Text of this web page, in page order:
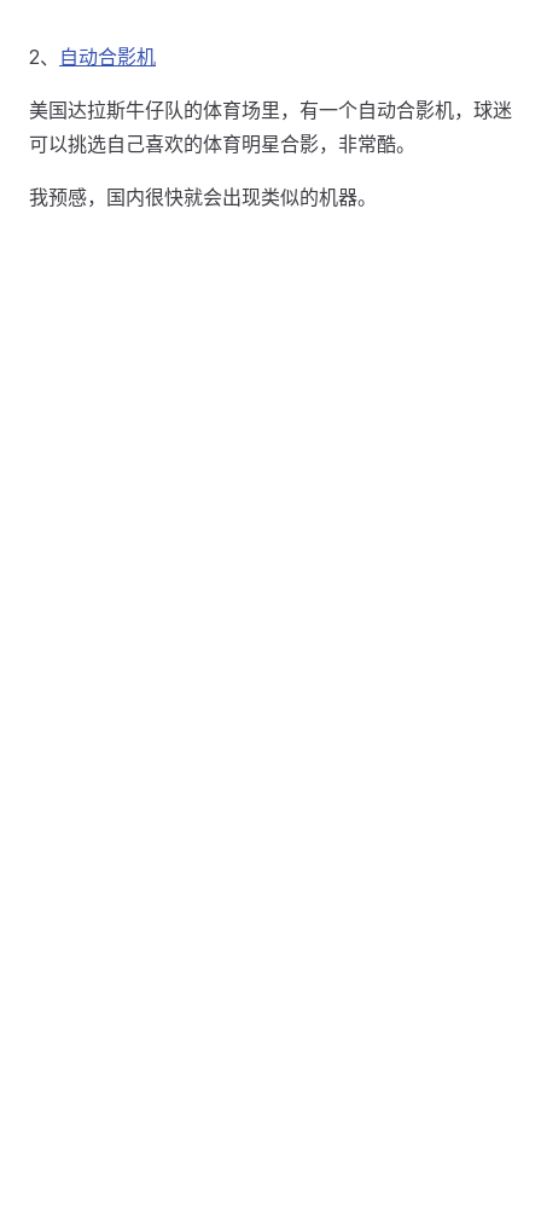
2、 自动合影机
美国达拉斯牛仔队的体育场里，有一个自动合影机，球迷
可以挑选自己喜欢的体育明星合影，非常酷。
我预感，国内很快就会出现类似的机器。